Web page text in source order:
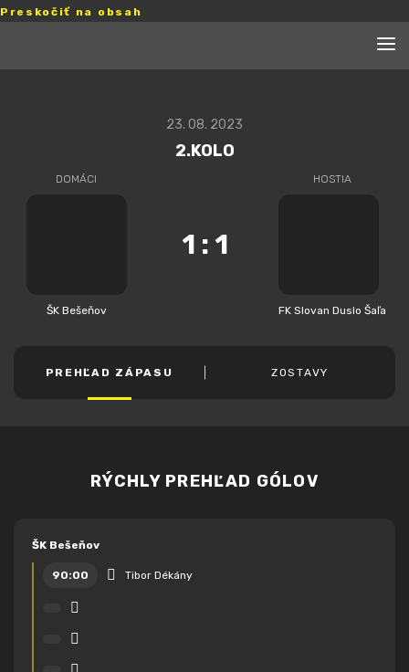
Preskočiť na obsah
23. 08. 2023
2.KOLO
DOMÁCI
ŠK Bešeňov
1 : 1
HOSTIA
FK Slovan Duslo Šaľa
PREHĽAD ZÁPASU ZOSTAVY
RÝCHLY PREHĽAD GÓLOV
ŠK Bešeňov
90:00 Tibor Dékány